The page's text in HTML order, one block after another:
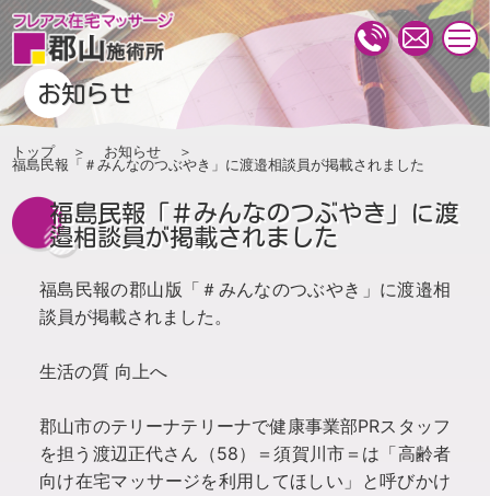
お知らせ
トップ
お知らせ
福島民報「＃みんなのつぶやき」に渡邉相談員が掲載されました
福島民報「＃みんなのつぶやき」に渡
邉相談員が掲載されました
福島民報の郡山版「＃みんなのつぶやき」に渡邉相
談員が掲載されました。
生活の質 向上へ
郡山市のテリーナテリーナで健康事業部PRスタッフ
を担う渡辺正代さん（58）＝須賀川市＝は「高齢者
向け在宅マッサージを利用してほしい」と呼びかけ